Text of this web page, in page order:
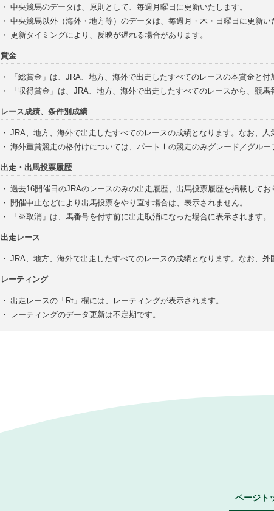
・ 中央競馬のデータは、原則として、毎週月曜日に更新いたします。
・ 中央競馬以外（海外・地方等）のデータは、毎週月・木・日曜日に更新い
・ 更新タイミングにより、反映が遅れる場合があります。
賞金
・
「総賞金」は、JRA、地方、海外で出走したすべてのレースの本賞金と付
・
「収得賞金」は、JRA、地方、海外で出走したすべてのレースから、競馬
レース成績、条件別成績
・ JRA、地方、海外で出走したすべてのレースの成績となります。なお、
・ 海外重賞競走の格付けについては、パートⅠの競走のみグレード／グルー
出走・出馬投票履歴
・ 過去16開催日のJRAのレースのみの出走履歴、出馬投票履歴を掲載してお
・ 開催中止などにより出馬投票をやり直す場合は、表示されません。
・
「※取消」は、馬番号を付す前に出走取消になった場合に表示されます。
出走レース
・ JRA、地方、海外で出走したすべてのレースの成績となります。なお、外
レーティング
・ 出走レースの「Rt」欄には、レーティングが表示されます。
・
レーティングのデータ更新は不定期です。
ページト